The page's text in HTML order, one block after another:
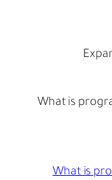
What is
What is